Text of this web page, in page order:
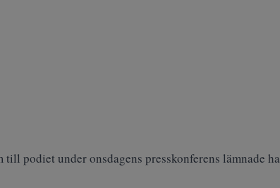
till podiet under onsdagens presskonferens lämnade